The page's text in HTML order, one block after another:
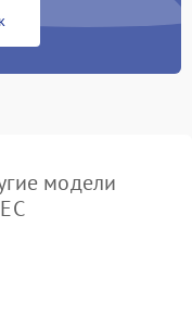
модели